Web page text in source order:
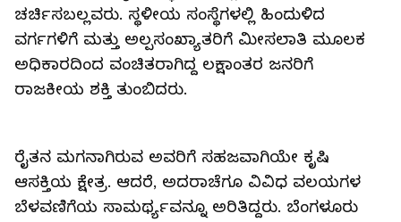
ಚರ್ಚಿಸಬಲ್ಲವರು. ಸ್ಥಳೀಯ ಸಂಸ್ಥೆಗಳಲ್ಲಿ ಹಿಂದುಳಿದ
ವರ್ಗಗಳಿಗೆ ಮತ್ತು ಅಲ್ಪಸಂಖ್ಯಾತರಿಗೆ ಮೀಸಲಾತಿ ಮೂಲಕ
ಅಧಿಕಾರದಿಂದ ವಂಚಿತರಾಗಿದ್ದ ಲಕ್ಷಾಂತರ ಜನರಿಗೆ
ರಾಜಕೀಯ ಶಕ್ತಿ ತುಂಬಿದರು.
ರೈತನ ಮಗನಾಗಿರುವ ಅವರಿಗೆ ಸಹಜವಾಗಿಯೇ ಕೃಷಿ
ಆಸಕ್ತಿಯ ಕ್ಷೇತ್ರ. ಆದರೆ, ಅದರಾಚೆಗೂ ವಿವಿಧ ವಲಯಗಳ
ಬೆಳವಣಿಗೆಯ ಸಾಮರ್ಥ್ಯವನ್ನೂ ಅರಿತಿದ್ದರು. ಬೆಂಗಳೂರು